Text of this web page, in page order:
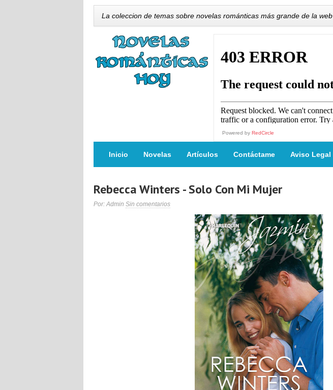
La coleccion de temas sobre novelas románticas más grande de la web
Powered by RedCircle
Inicio Novelas Artículos Contáctame Aviso Legal
Rebecca Winters - Solo Con Mi Mujer
Por: Admin Sin comentarios